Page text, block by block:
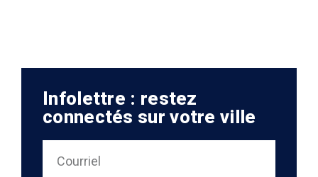
Infolettre : restez
connectés sur votre ville